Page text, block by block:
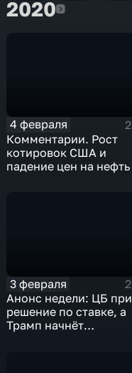
20202020
4 февраля
Комментарии. Рост
котировок США и
падение цен на нефть
3 февраля
Анонс недели: ЦБ
решение по ставке, а
Трамп начнёт